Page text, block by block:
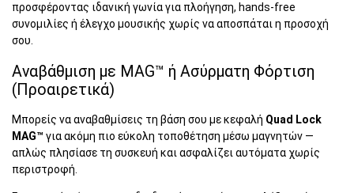
προσφέροντας ιδανική γωνία για πλοήγηση, hands-free
συνομιλίες ή έλεγχο μουσικής χωρίς να αποσπάται η προσοχή
σου.
Αναβάθμιση με MAG™ ή Ασύρματη Φόρτιση
(Προαιρετικά)
Μπορείς να αναβαθμίσεις τη βάση σου με κεφαλή Quad Lock
MAG™ για ακόμη πιο εύκολη τοποθέτηση μέσω μαγνητών —
απλώς πλησίασε τη συσκευή και ασφαλίζει αυτόματα χωρίς
περιστροφή.